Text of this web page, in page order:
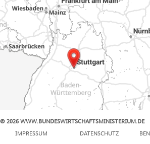
© 2026 WWW.BUNDESWIRTSCHAFTSMINISTERIUM.DE
IMPRESSUM
DATENSCHUTZ